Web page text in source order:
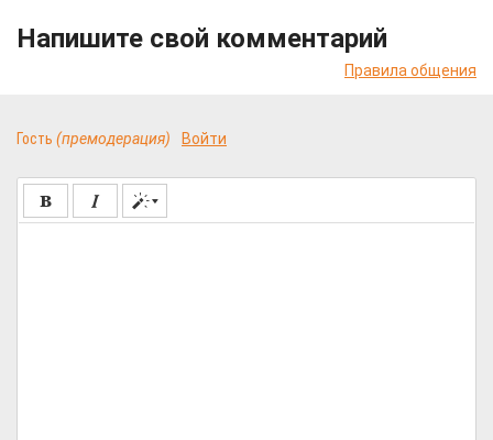
Напишите свой комментарий
Правила общения
Гость (премодерация) Войти